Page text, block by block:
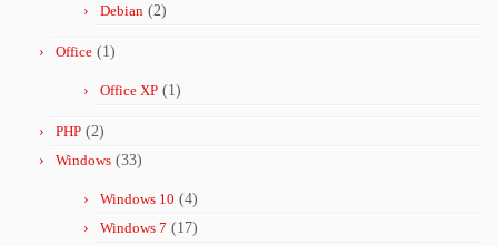
Debian (2)
Office (1)
Office XP (1)
PHP (2)
Windows (33)
Windows 10 (4)
Windows 7 (17)